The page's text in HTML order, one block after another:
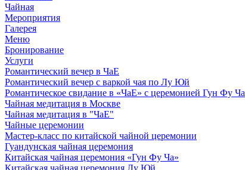
Чайная
Мероприятия
Галерея
Меню
Бронирование
Услуги
Романтический вечер в ЧаЕ
Романтический вечер с варкой чая по Лу Юй
Романтическое свидание в «ЧаЕ» с церемонией Гун Фу Ча
Чайная медитация в Москве
Чайная медитация в "ЧаЕ"
Чайные церемонии
Мастер-класс по китайской чайной церемонии
Гуандунская чайная церемония
Китайская чайная церемония «Гун Фу Ча»
Китайская чайная церемония Лу Юй